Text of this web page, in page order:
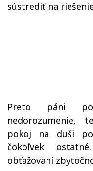
sústrediť na
Preto páni
nedorozumenie,
pokoj na duši
čokoľvek
obťažovaní